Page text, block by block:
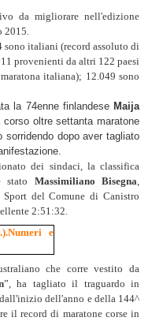
da migliorare nell'edizione
2015.
sono italiani (record assoluto di
provenienti da altri 122 paesi
italiana); 12.049 sono
la 74enne finlandese Maija
oltre settanta maratone
dopo aver tagliato
dei sindaci, la classifica
stato Massimiliano Bisegna,
Sport del Comune di Canistro
2:51:32.
che corre vestito da
”, ha tagliato il traguardo in
dell'anno e della 144^
il record di maratone corse in